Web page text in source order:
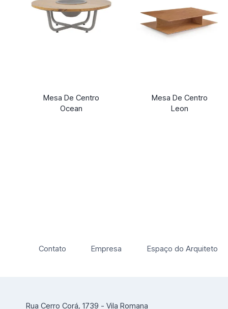
Mesa De Centro
Ocean
Mesa De Centro
Leon
Contato Empresa Espaço do Arquiteto
Rua Cerro Corá, 1739 - Vila Romana